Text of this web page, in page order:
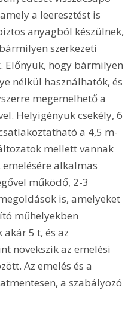
a leeresztést is
anyagból készülnek,
szerkezeti
Előnyük, hogy bármilyen
nélkül használhatók, és
megemelhető a
Helyigényük csekély, 6
a 4,5 m-
mellett vannak
alkalmas
működő, 2-3
is, amelyeket
műhelyekben
5 t, és az
növekszik az emelési
Az emelés és a
a szabályozó